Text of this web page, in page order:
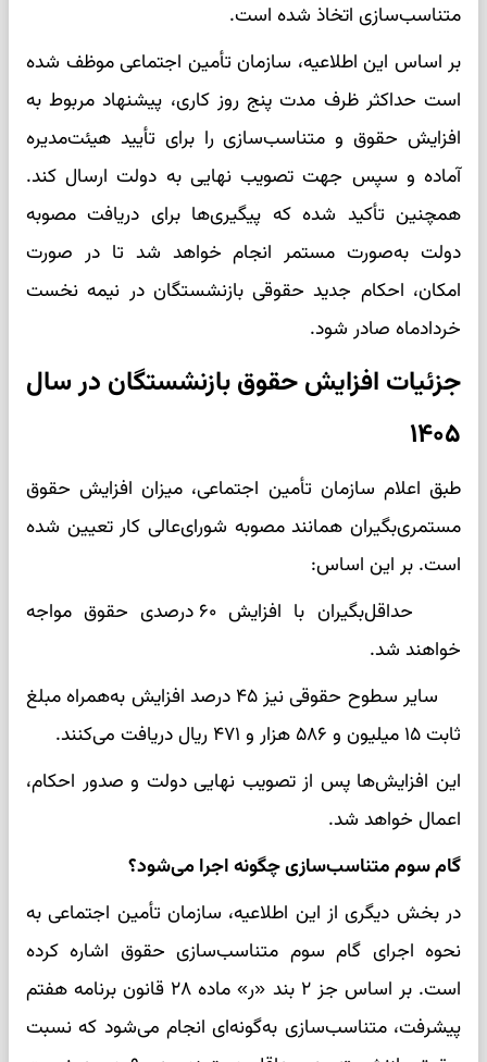
متناسب‌سازی اتخاذ شده است.
بر اساس این اطلاعیه، سازمان تأمین اجتماعی موظف شده
است حداکثر ظرف مدت پنج روز کاری، پیشنهاد مربوط به
افزایش حقوق و متناسب‌سازی را برای تأیید هیئت‌مدیره
آماده و سپس جهت تصویب نهایی به دولت ارسال کند.
همچنین تأکید شده که پیگیری‌ها برای دریافت مصوبه
دولت به‌صورت مستمر انجام خواهد شد تا در صورت
امکان، احکام جدید حقوقی بازنشستگان در نیمه نخست
خردادماه صادر شود.
جزئیات افزایش حقوق بازنشستگان در سال
۱۴۰۵
طبق اعلام سازمان تأمین اجتماعی، میزان افزایش حقوق
مستمری‌بگیران همانند مصوبه شورای‌عالی کار تعیین شده
است. بر این اساس:
حداقل‌بگیران با افزایش ۶۰ درصدی حقوق مواجه
خواهند شد.
سایر سطوح حقوقی نیز ۴۵ درصد افزایش به‌همراه مبلغ
ثابت ۱۵ میلیون و ۵۸۶ هزار و ۴۷۱ ریال دریافت می‌کنند.
این افزایش‌ها پس از تصویب نهایی دولت و صدور احکام،
اعمال خواهد شد.
گام سوم متناسب‌سازی چگونه اجرا می‌شود؟
در بخش دیگری از این اطلاعیه، سازمان تأمین اجتماعی به
نحوه اجرای گام سوم متناسب‌سازی حقوق اشاره کرده
است. بر اساس جز ۲ بند «ر» ماده ۲۸ قانون برنامه هفتم
پیشرفت، متناسب‌سازی به‌گونه‌ای انجام می‌شود که نسبت